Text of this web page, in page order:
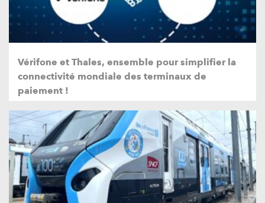
Vérifone et Thales, ensemble pour simplifier la
connectivité mondiale des terminaux de
paiement !